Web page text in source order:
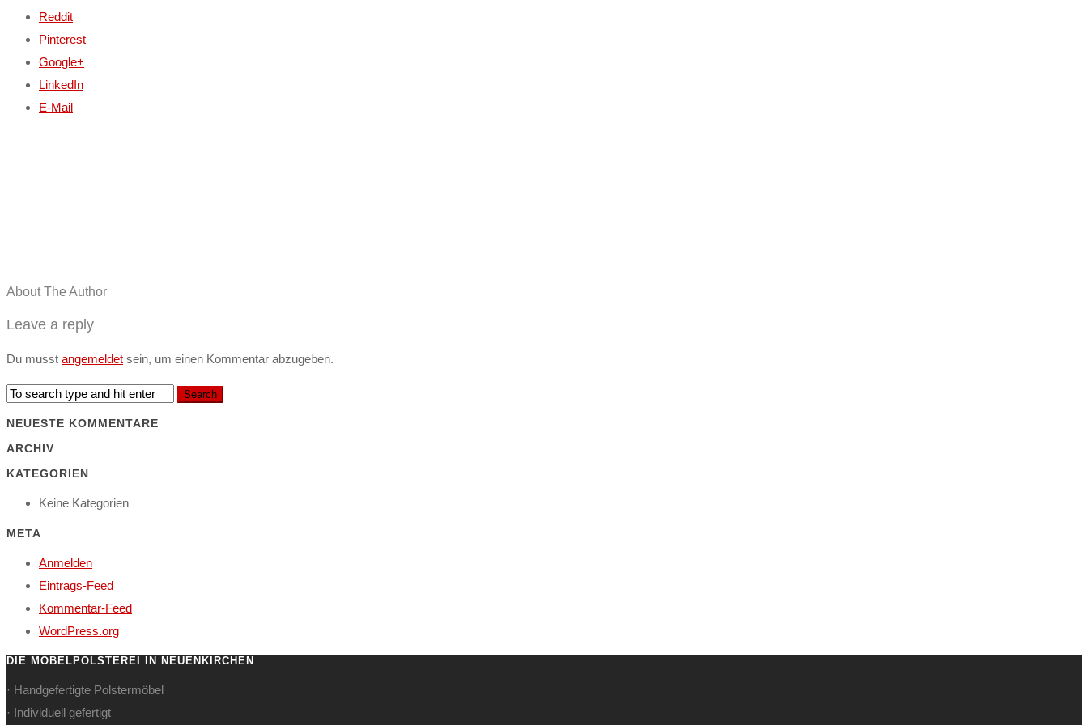
Reddit
Pinterest
Google+
LinkedIn
E-Mail
About The Author
Leave a reply
Du musst angemeldet sein, um einen Kommentar abzugeben.
NEUESTE KOMMENTARE
ARCHIV
KATEGORIEN
Keine Kategorien
META
Anmelden
Eintrags-Feed
Kommentar-Feed
WordPress.org
DIE MÖBELPOLSTEREI IN NEUENKIRCHEN
· Handgefertigte Polstermöbel
· Individuell gefertigt